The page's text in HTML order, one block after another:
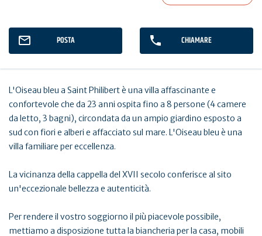
POSTA CHIAMARE
L'Oiseau bleu a Saint Philibert è una villa affascinante e
confortevole che da 23 anni ospita fino a 8 persone (4 camere
da letto, 3 bagni), circondata da un ampio giardino esposto a
sud con fiori e alberi e affacciato sul mare. L'Oiseau bleu è una
villa familiare per eccellenza.
La vicinanza della cappella del XVII secolo conferisce al sito
un'eccezionale bellezza e autenticità.
Per rendere il vostro soggiorno il più piacevole possibile,
mettiamo a disposizione tutta la biancheria per la casa, mobili